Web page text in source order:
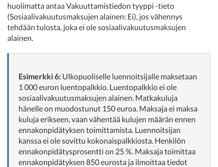
huolimatta antaa Vakuuttamistiedon tyyppi -tieto
(Sosiaalivakuutusmaksujen alainen: Ei), jos vähennys
tehdään tulosta, joka ei ole sosiaalivakuutusmaksujen
alainen.
Esimerkki 6: Ulkopuoliselle luennoitsijalle maksetaan
1 000 euron luentopalkkio. Luentopalkkio ei ole
sosiaalivakuutusmaksujen alainen. Matkakuluja
hänelle on muodostunut 150 euroa. Maksaja ei maksa
kuluja erikseen, vaan vähentää kulujen määrän ennen
ennakonpidätyksen toimittamista. Luennoitsijan
kanssa ei ole sovittu kokonaispalkkiosta. Henkilön
ennakonpidätysprosentti on 25 %. Maksaja toimittaa
ennakonpidätyksen 850 eurosta ja ilmoittaa tiedot